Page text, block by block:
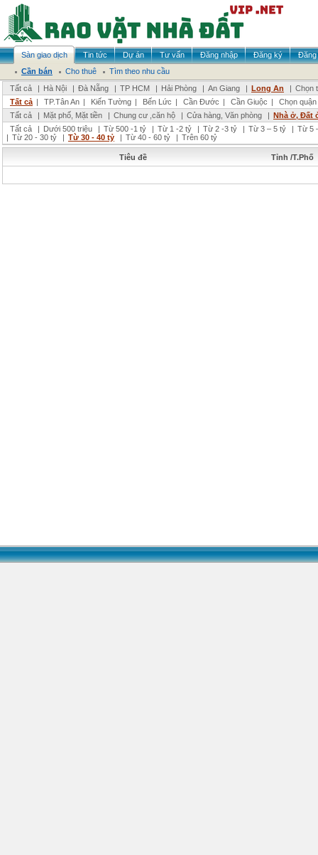
Sàn giao dịch Tin tức Dự án Tư vấn Đăng nhập Đăng ký
Đăng
Cần bán
Cho thuê
Tìm theo nhu cầu
Tất cả
| Hà Nội | Đà Nẵng | TP HCM | Hải Phòng | An Giang | Long An | Chọn
Tất cả | TP.Tân An | Kiến Tường | Bến Lức | Cần Đước | Cần Giuộc |
Chọn
Tất cả
| Mặt phố, Mặt tiền | Chung cư ,căn hộ | Cửa hàng, Văn phòng | Nhà ở, Đất
Tất cả
| Dưới 500 triệu | Từ 500 -1 tỷ | Từ 1 -2 tỷ | Từ 2 -3 tỷ | Từ 3 – 5 tỷ | Từ 5
| Từ 20 - 30 tỷ | Từ 30 - 40 tỷ | Từ 40 - 60 tỷ | Trên 60 tỷ
Tiêu đề Tỉnh /T.Phố